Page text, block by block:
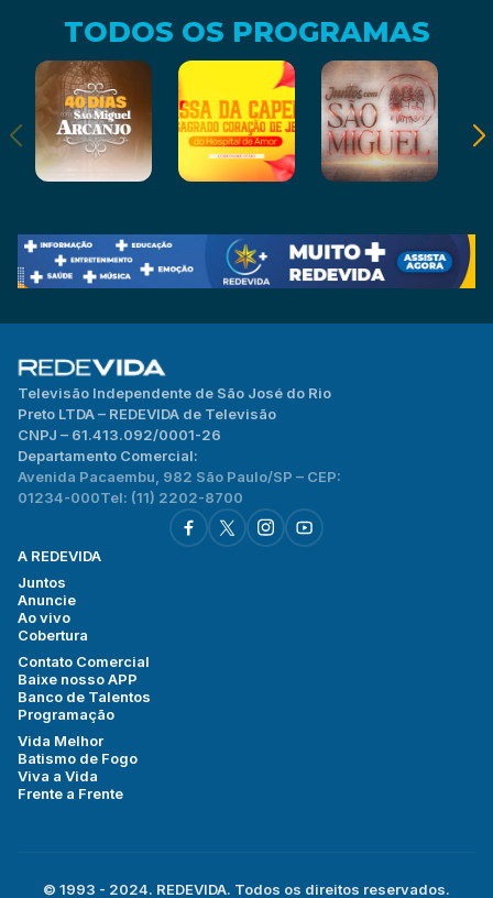
TODOS OS PROGRAMAS
Televisão Independente de São José do Rio
Preto LTDA – REDEVIDA de Televisão
CNPJ – 61.413.092/0001-26
Departamento Comercial:
Avenida Pacaembu, 982 São Paulo/SP – CEP:
01234-000Tel: (11) 2202-8700
A REDEVIDA
Juntos
Anuncie
Ao vivo
Cobertura
Contato Comercial
Baixe nosso APP
Banco de Talentos
Programação
Vida Melhor
Batismo de Fogo
Viva a Vida
Frente a Frente
© 1993 - 2024. REDEVIDA. Todos os direitos reservados.